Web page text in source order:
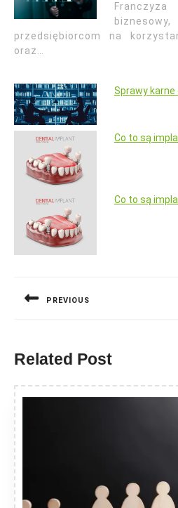
przedsiębiorcom na
oraz…
Sprawy karne
Co to są
Co to są
PREVIOUS
Related Post